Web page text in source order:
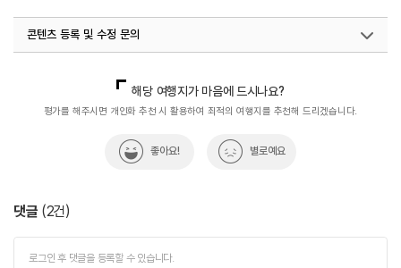
#화성자연마을 #휴식공간
콘텐츠 등록 및 수정 문의
해당 여행지가 마음에 드시나요?
평가를 해주시면 개인화 추천 시 활용하여 최적의 여행지를 추천해 드리겠습니다.
좋아요! 별로예요
댓글 (2건)